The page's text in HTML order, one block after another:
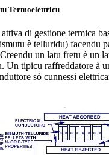
Termoelettricu
di gestione termica
è telluridu) facendu
un latu fretu è un
Un tipicu raffreddatore à
sò cunnessi